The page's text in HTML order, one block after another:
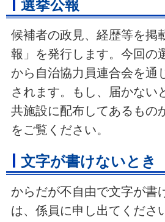
選挙公報
候補者の政見、経歴等を掲
報」を発行します。今回の
から自治協力員連合会を通
されます。もし、届かない
共施設に配布してあるもの
をご覧ください。
文字が書けないとき
からだが不自由で文字が書
は、係員に申し出てくださ